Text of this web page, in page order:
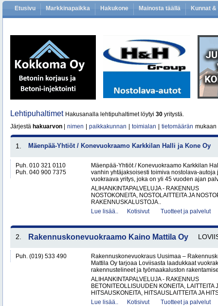
Etusivu Markkinapaikka Hakukone Mainosta täällä Kunnat
Lehtipuhaltimet Hakusanalla lehtipuhaltimet löytyi 30 yritystä.
Järjestä hakuarvon nimen paikkakunnan toimialan tietomäärän mukaan
1. Mäenpää-Yhtiöt / Konevuokraamo Karkkilan Halli ja Kone Oy
Puh. 010 321 0110
Puh. 040 900 7375
Mäenpää-Yhtiöt / Konevuokraamo Karkkilan
vanhin yhtäjaksoisesti toimiva nostolava-autoja
vuokraava yritys, joka on yli 45 vuoden ajan
ALIHANKINTAPALVELUJA - RAKENNUS
NOSTOKONEITA, NOSTOLAITTEITA JA
RAKENNUSKALUSTOJA..
Lue lisää..
Kotisivut Tuotteet ja palvelut
2. Rakennuskonevuokraamo Kaino Mattila Oy
Puh. (019) 533 490
Rakennuskonevuokraus Uusimaa –
Mattila Oy tarjoaa Loviisasta laadukkaat
rakennustelineet ja työmaakaluston
ALIHANKINTAPALVELUJA - RAKENNUS
BETONITEOLLISUUDEN KONEITA, LAITTEITA
HITSAUSKONEITA, HITSAUSLAITTEITA JA
Lue lisää..
Kotisivut Tuotteet ja palvelut